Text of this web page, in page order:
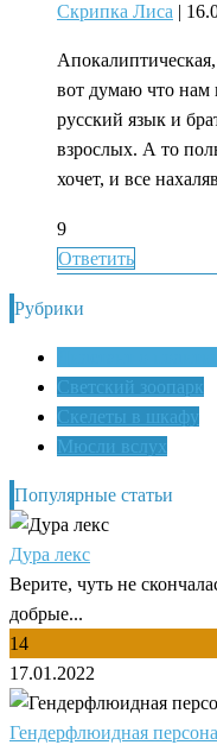
Скрипка Лиса |
вот думаю что нам
русский язык и
взрослых. А то
хочет, и все
9
Ответить
Рубрики
Светский зоопарк
Скелеты в шкафу
Мюсли вслух
Популярные статьи
Дура лекс
Верите, чуть не
добрые...
14
17.01.2022
Гендерфлюидная